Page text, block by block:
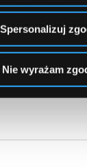
Spersonalizuj
Nie wyrażam
w siedzibie
na blogu
również
na adres